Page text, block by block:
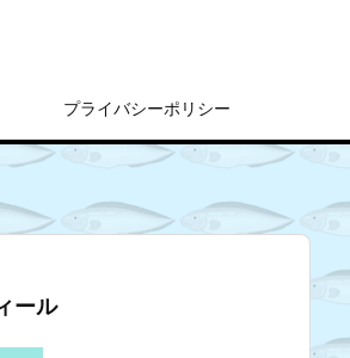
プライバシーポリシー
ール